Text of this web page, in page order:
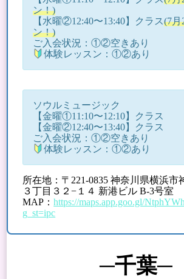
ン！)
【水曜②12:40〜13:40】クラス(7月
ン！)
ご入会状況：①②空きあり
体験レッスン：①②あり
ソウルミュージック
【金曜①11:10〜12:10】クラス
【金曜②12:40〜13:40】クラス
ご入会状況：①②空きあり
体験レッスン：①②あり
所在地：〒221-0835 神奈川県横浜市
３丁目３２−１４ 新港ビル B-3号室
MAP：https://maps.app.goo.gl/
g_st=ipc
─千葉─